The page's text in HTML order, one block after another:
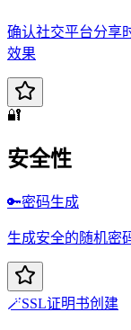
确认社交平台分享
效果
🔐
安全性
🔑密码生成
生成安全的随机密
🪄SSL证明书创建